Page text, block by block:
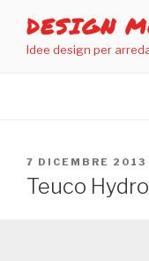
contenuto
DESIGN
Idee design per
PUBBLICATO
IL
7 DICEMBRE 2013
Teuco